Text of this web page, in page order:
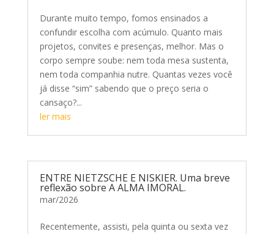
Durante muito tempo, fomos ensinados a
confundir escolha com acúmulo. Quanto mais
projetos, convites e presenças, melhor. Mas o
corpo sempre soube: nem toda mesa sustenta,
nem toda companhia nutre. Quantas vezes você
já disse “sim” sabendo que o preço seria o
cansaço?...
ler mais
ENTRE NIETZSCHE E NISKIER. Uma breve
reflexão sobre A ALMA IMORAL.
mar/2026
Recentemente, assisti, pela quinta ou sexta vez